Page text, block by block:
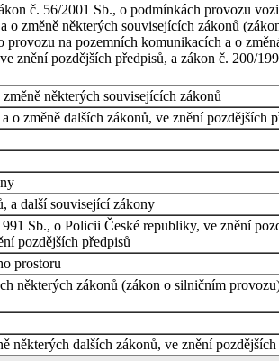
č. 56/2001 Sb., o podmínkách provozu
změně některých souvisejících zákonů
na pozemních komunikacích a o
znění pozdějších předpisů, a zákon č. 200/
některých souvisejících zákonů
změně dalších zákonů, ve znění pozdějších
a další související zákony
Sb., o Policii České republiky, ve znění
pozdějších předpisů
prostoru
některých zákonů (zákon o silničním
některých dalších zákonů, ve znění